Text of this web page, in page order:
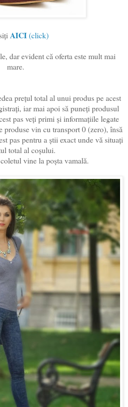
AICI(click)
dar evident că oferta este mult mai
mare.
prețul total al unui produs pe acest
iar mai apoi să puneți produsul
pas veți primi și informațiile legate
produse vin cu transport 0 (zero), însă
pas pentru a știi exact unde vă situați
total al coșului.
vine la poșta vamală.